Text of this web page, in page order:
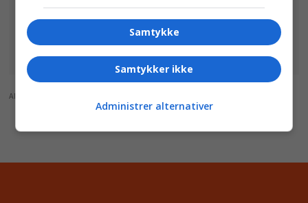
ANNONSE
Samtykke
Samtykker ikke
Administrer alternativer